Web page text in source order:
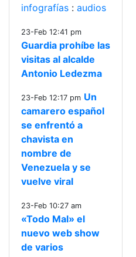
infografías : audios
23-Feb 12:41 pm
Guardia prohíbe las
visitas al alcalde
Antonio Ledezma
23-Feb 12:17 pm Un
camarero español
se enfrentó a
chavista en
nombre de
Venezuela y se
vuelve viral
23-Feb 10:27 am
«Todo Mal» el
nuevo web show
de varios